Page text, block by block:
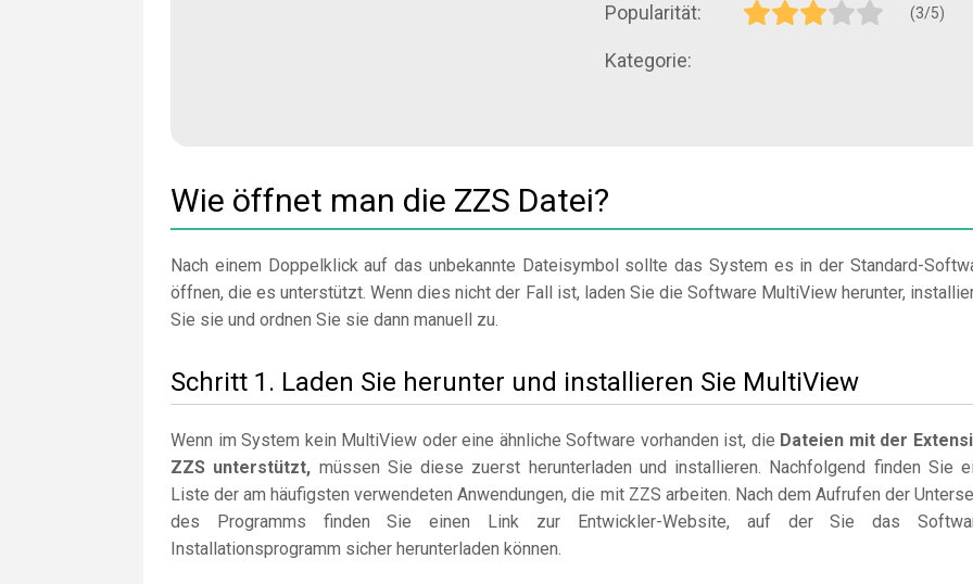
Popularität: (3/5)
Kategorie:
Wie öffnet man die ZZS Datei?
Nach einem Doppelklick auf das unbekannte Dateisymbol sollte das System es in der Standard-
öffnen, die es unterstützt. Wenn dies nicht der Fall ist, laden Sie die Software MultiView herunter,
Sie sie und ordnen Sie sie dann manuell zu.
Schritt 1. Laden Sie herunter und installieren Sie MultiView
Wenn im System kein MultiView oder eine ähnliche Software vorhanden ist, die Dateien mit der
ZZS unterstützt, müssen Sie diese zuerst herunterladen und installieren. Nachfolgend finden Sie
Liste der am häufigsten verwendeten Anwendungen, die mit ZZS arbeiten. Nach dem Aufrufen der
des Programms finden Sie einen Link zur Entwickler-Website, auf der Sie das
Installationsprogramm sicher herunterladen können.